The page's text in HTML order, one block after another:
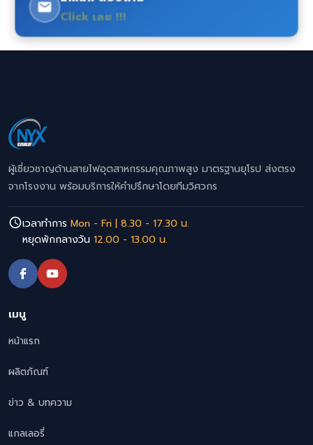
Click เลย !!!
ผู้เชี่ยวชาญด้านสายไฟอุตสาหกรรมคุณภาพสูง มาตรฐานยุโรป ส่งตรง
จากโรงงาน พร้อมบริการให้คำปรึกษาโดยทีมวิศวกร
เวลาทำการ Mon - Fri | 8.30 - 17.30 น.
หยุดพักกลางวัน 12.00 - 13.00 น.
เมนู
หน้าแรก
ผลิตภัณฑ์
ข่าว & บทความ
แกลเลอรี่